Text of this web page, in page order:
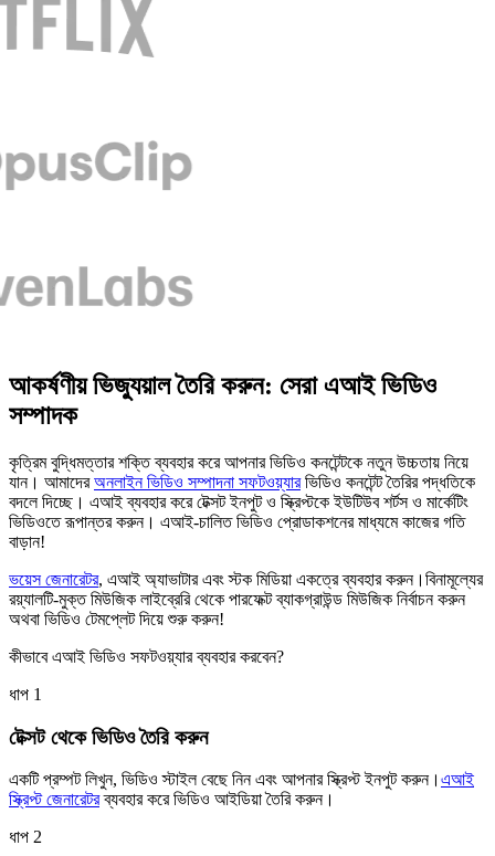
আকর্ষণীয় ভিজ্যুয়াল তৈরি করুন: সেরা এআই ভিডিও
সম্পাদক
কৃত্রিম বুদ্ধিমত্তার শক্তি ব্যবহার করে আপনার ভিডিও কনটেন্টকে নতুন উচ্চতায় নিয়ে
যান। আমাদেরঅনলাইন ভিডিও সম্পাদনা সফটওয়্যারভিডিও কনটেন্ট তৈরির পদ্ধতিকে
বদলে দিচ্ছে। এআই ব্যবহার করে টেক্সট ইনপুট ও স্ক্রিপ্টকে ইউটিউব শর্টস ও মার্কেটিং
ভিডিওতে রূপান্তর করুন। এআই-চালিত ভিডিও প্রোডাকশনের মাধ্যমে কাজের গতি
বাড়ান!
ভয়েস জেনারেটর, এআই অ্যাভাটার এবং স্টক মিডিয়া একত্রে ব্যবহার করুন।বিনামূল্যের
রয়্যালটি-মুক্ত মিউজিক লাইব্রেরি থেকে পারফেক্ট ব্যাকগ্রাউন্ড মিউজিক নির্বাচন করুন
অথবা ভিডিও টেমপ্লেট দিয়ে শুরু করুন!
কীভাবে এআই ভিডিও সফটওয়্যার ব্যবহার করবেন?
ধাপ 1
টেক্সট থেকে ভিডিও তৈরি করুন
একটি প্রম্পট লিখুন, ভিডিও স্টাইল বেছে নিন এবং আপনার স্ক্রিপ্ট ইনপুট করুন। এআই
স্ক্রিপ্ট জেনারেটরব্যবহার করে ভিডিও আইডিয়া তৈরি করুন।
ধাপ 2